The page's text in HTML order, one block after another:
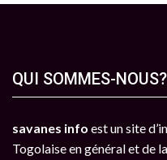
QUI SOMMES-NOUS?
savanes info est un site
Togolaise en général et de